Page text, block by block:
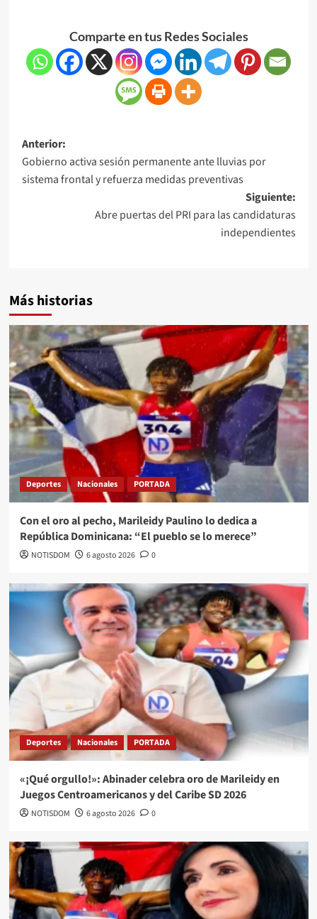
Comparte en tus Redes Sociales
Anterior:
Gobierno activa sesión permanente ante lluvias por
sistema frontal y refuerza medidas preventivas
Siguiente:
Abre puertas del PRI para las candidaturas
independientes
Más historias
Deportes Nacionales PORTADA
Con el oro al pecho, Marileidy Paulino lo dedica a
República Dominicana: “El pueblo se lo merece”
NOTISDOM 6 agosto 2026 0
Deportes Nacionales PORTADA
«¡Qué orgullo!»: Abinader celebra oro de Marileidy en
Juegos Centroamericanos y del Caribe SD 2026
NOTISDOM 6 agosto 2026 0